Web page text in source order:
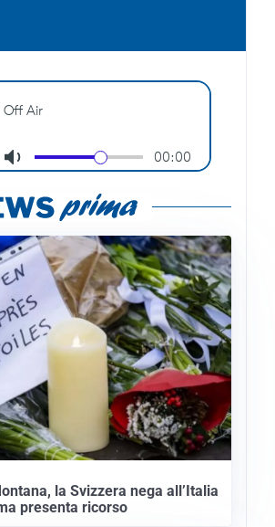
la Svizzera nega all’Italia
presenta ricorso